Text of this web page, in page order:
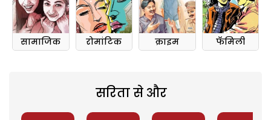
सामाजिक रोमांटिक क्राइम फॅमिली
सरिता से और